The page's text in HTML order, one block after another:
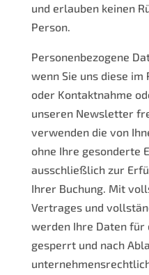
und erlauben keinen
Person.
Personenbezogene
wenn Sie uns diese im
oder Kontaktnahme
unseren Newsletter
verwenden die von
ohne Ihre gesonderte
ausschließlich zur
Ihrer Buchung. Mit
Vertrages und
werden Ihre Daten für
gesperrt und nach